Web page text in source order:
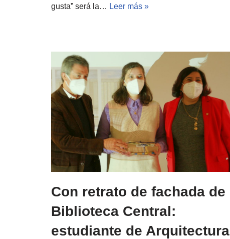
gusta” será la… Leer más »
Con retrato de fachada de
Biblioteca Central:
estudiante de Arquitectura